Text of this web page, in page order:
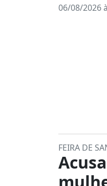
06/08/2026
FEIRA DE